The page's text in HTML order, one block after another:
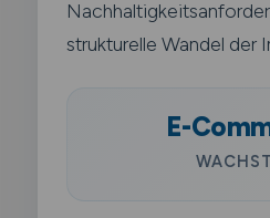
strukturelle Wandel der
E-